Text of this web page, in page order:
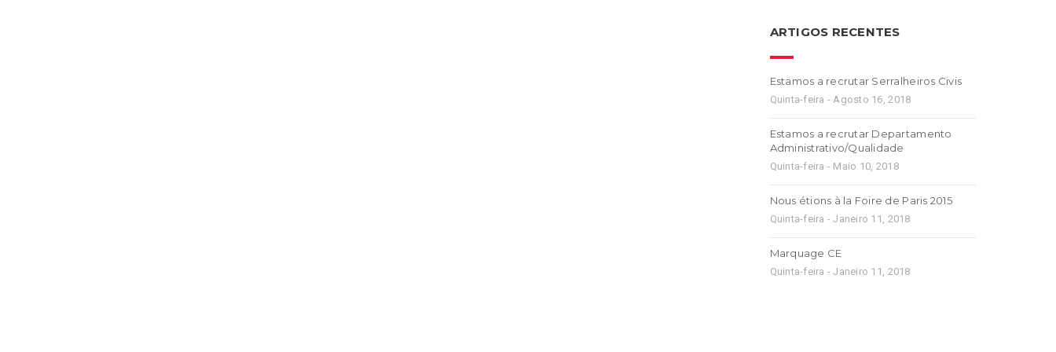
ARTIGOS RECENTES
Estamos a recrutar Serralheiros Civis
Quinta-feira - Agosto 16, 2018
Estamos a recrutar Departamento
Administrativo/Qualidade
Quinta-feira - Maio 10, 2018
Nous étions à la Foire de Paris 2015
Quinta-feira - Janeiro 11, 2018
Marquage CE
Quinta-feira - Janeiro 11, 2018